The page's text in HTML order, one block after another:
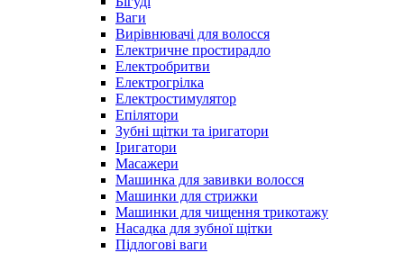
Ваги
Вирівнювачі для волосся
Електричне простирадло
Електробритви
Електрогрілка
Електростимулятор
Епілятори
Зубні щітки та іригатори
Іригатори
Масажери
Машинка для завивки волосся
Машинки для стрижки
Машинки для чищення трикотажу
Насадка для зубної щітки
Підлогові ваги